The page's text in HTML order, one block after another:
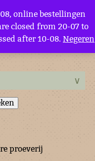
proeverij
online bestellingen
closed from 20-07 to
after 10-08. Negeren